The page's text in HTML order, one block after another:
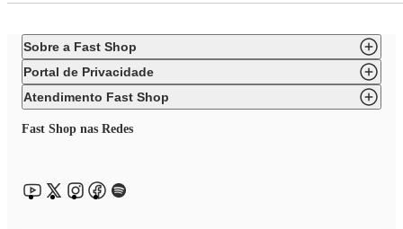
Sobre a Fast Shop
Portal de Privacidade
Atendimento Fast Shop
Fast Shop nas Redes